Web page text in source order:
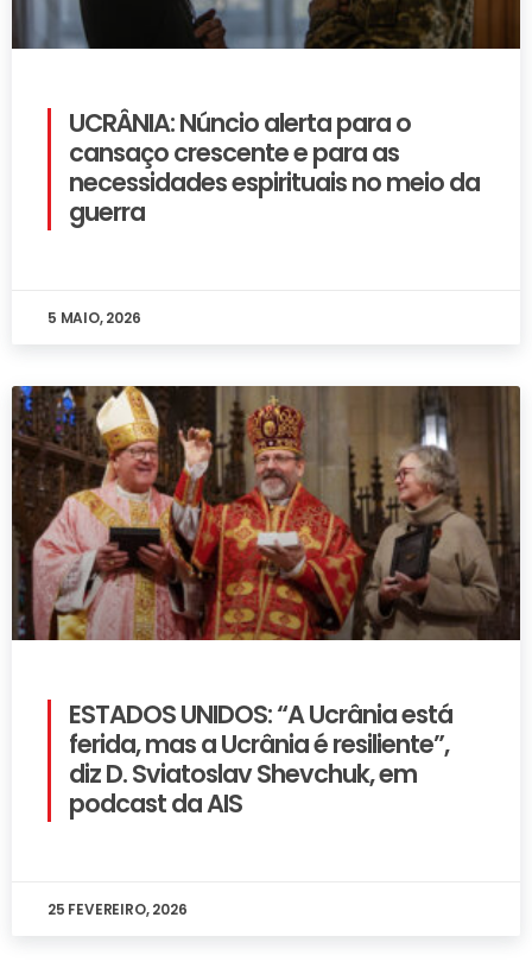
UCRÂNIA: Núncio alerta para o
cansaço crescente e para as
necessidades espirituais no meio da
guerra
5 MAIO, 2026
ESTADOS UNIDOS: “A Ucrânia está
ferida, mas a Ucrânia é resiliente”,
diz D. Sviatoslav Shevchuk, em
podcast da AIS
25 FEVEREIRO, 2026